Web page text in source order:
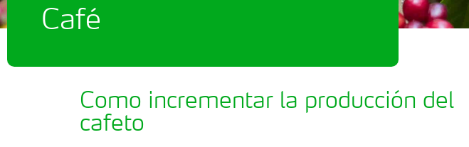
Café
Como incrementar la producción del
cafeto